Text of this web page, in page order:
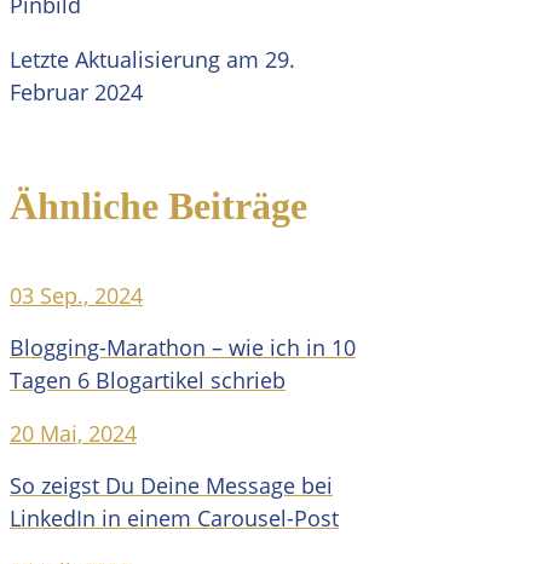
Letzte Aktualisierung am 29.
Februar 2024
Ähnliche Beiträge
03 Sep., 2024
Blogging-Marathon – wie ich in 10
Tagen 6 Blogartikel schrieb
20 Mai, 2024
So zeigst Du Deine Message bei
LinkedIn in einem Carousel-Post